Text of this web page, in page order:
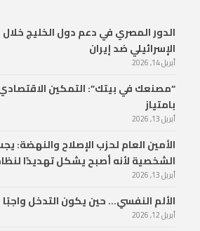
الدور المصري في دعم دول الخليج
الإسرائيلي ضد إيران
أبريل 14, 2026
“مصنعك في بيتك”: التمكين
بامتياز
أبريل 13, 2026
الأمين العام لحزب الإصلاح والنهضة:
الشخصية لأنه أصبح يشكل تهديدًا
أبريل 13, 2026
الألم النفسي… حين يكون التدخل واجبًا
أبريل 12, 2026